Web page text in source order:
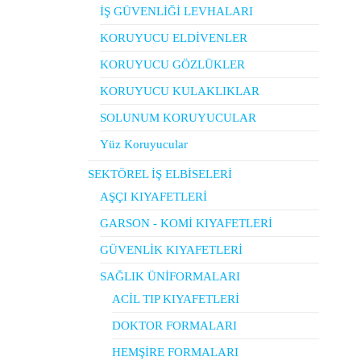
İŞ GÜVENLİĞİ LEVHALARI
KORUYUCU ELDİVENLER
KORUYUCU GÖZLÜKLER
KORUYUCU KULAKLIKLAR
SOLUNUM KORUYUCULAR
Yüz Koruyucular
SEKTÖREL İŞ ELBİSELERİ
AŞÇI KIYAFETLERİ
GARSON - KOMİ KIYAFETLERİ
GÜVENLİK KIYAFETLERİ
SAĞLIK ÜNİFORMALARI
ACİL TIP KIYAFETLERİ
DOKTOR FORMALARI
HEMŞİRE FORMALARI